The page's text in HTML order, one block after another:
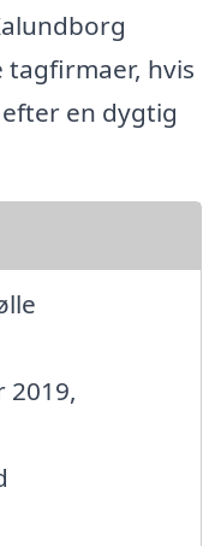
hvis
en dygtig
2019,